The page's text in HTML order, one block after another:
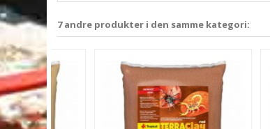
7 andre produkter i den samme kategori: